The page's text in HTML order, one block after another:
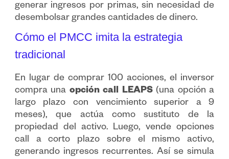
generar ingresos por primas, sin necesidad de
desembolsar grandes cantidades de dinero.
Cómo el PMCC imita la estrategia
tradicional
En lugar de comprar 100 acciones, el inversor
compra una opción call LEAPS(una opción a
largo plazo con vencimiento superior a 9
meses), que actúa como sustituto de la
propiedad del activo. Luego, vende opciones
call a corto plazo sobre el mismo activo,
generando ingresos recurrentes. Así se simula